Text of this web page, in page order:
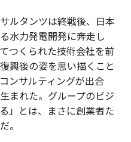
ルタンツは終戦後、日本
水力発電開発に奔走し
つくられた技術会社を前
興後の姿を思い描くこと
ンサルティングが出合
まれた。グループのビジ
」とは、まさに創業者た
。